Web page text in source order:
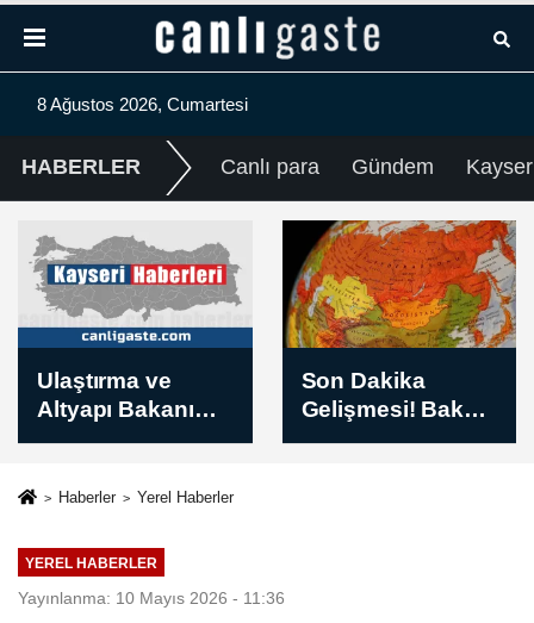
8 Ağustos 2026, Cumartesi
HABERLER Canlı para Gündem
Son Dakika
Gelişmesi! Bakan
Fidan: “(Rusya-
Yıpratma cephe
yıpratmaya
dönüştüğü
zaman konu
Fenerbahçe'de
Sturm Graz maçı
hazırlıkları devam
Haberler Yerel Haberler
YEREL HABERLER
Yayınlanma: 10 Mayıs 2026 - 11:36